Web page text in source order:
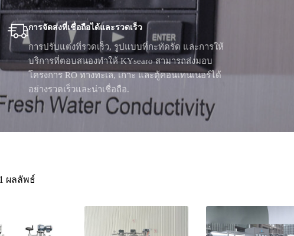
การจัดส่งที่เชื่อถือได้และรวดเร็ว
การปรับแต่งที่รวดเร็ว, รูปแบบที่กะทัดรัด และการให้
บริการที่ตอบสนองทำให้ KYsearo สามารถส่งมอบ
โครงการ RO ทางทะเล, เกาะ และตู้คอนเทนเนอร์ได้
อย่างรวดเร็วและน่าเชื่อถือ.
ผลลัพธ์